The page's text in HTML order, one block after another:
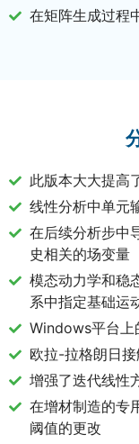
在矩阵生成过程
此版本大大提高
线性分析中单元
在后续分析步中
史相关的场变量
模态动力学和稳
系中指定基础运
Windows平台上
欧拉-拉格朗日
增强了迭代线性
在增材制造的专
阈值的更改